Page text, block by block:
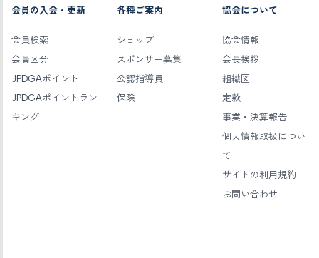
会員の入会・更新
会員検索
会員区分
JPDGAポイント
JPDGAポイントラン
キング
各種ご案内
ショップ
スポンサー募集
公認指導員
保険
協会について
協会情報
会長挨拶
組織図
定款
事業・決算報告
個人情報取扱につい
て
サイトの利用規約
お問い合わせ